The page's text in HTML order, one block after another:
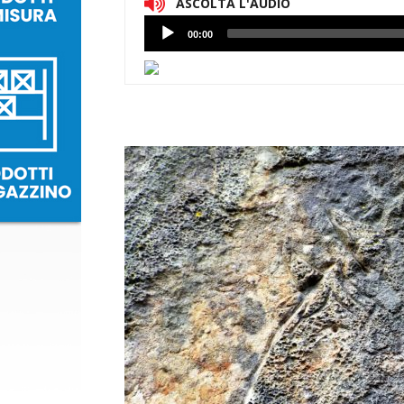
Lettore
Audio
00:00